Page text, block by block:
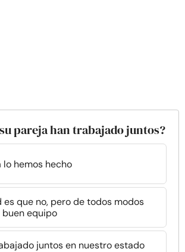
su pareja han trabajado juntos?
lo hemos hecho
es que no, pero de todos modos
buen equipo
juntos en nuestro estado